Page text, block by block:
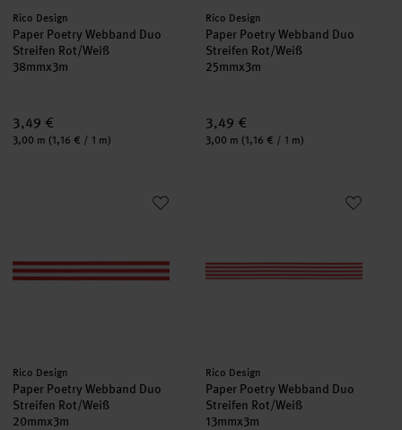
Hersteller:
Rico Design
Paper Poetry Webband Duo
Streifen Rot/Weiß
38mmx3m
3,49 €
Inhalt:
3,00 m (1,16 € / 1 m)
Hersteller:
Rico Design
Paper Poetry Webband Duo
Streifen Rot/Weiß
25mmx3m
3,49 €
Inhalt:
3,00 m (1,16 € / 1 m)
Paper Poetry Webband Duo Streifen Rot/Weiß
Hersteller:
Rico Design
Paper Poetry Webband Duo
Streifen Rot/Weiß
20mmx3m
Paper Poetry Webband Duo
Hersteller:
Rico Design
Paper Poetry Webband Duo
Streifen Rot/Weiß
13mmx3m